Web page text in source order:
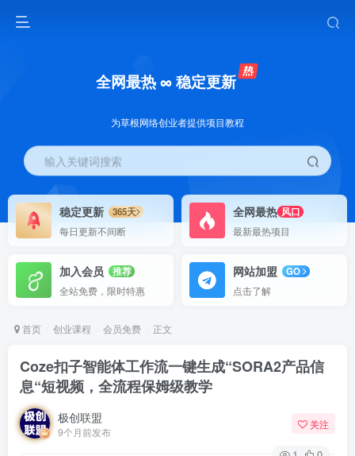
全网最热 ∞ 稳定更新
为草根网络创业者提供项目教程
输入关键词搜索
稳定更新
365天
每日更新不间断
全网最热 风口
最新最热项目
加入会员
推荐
全站免费，限时特惠
网站加盟
GO
点击了解
首页 创业课程 会员免费 正文
Coze扣子智能体工作流一键生成“SORA2产品信
息“短视频，全流程保姆级教学
极创联盟
9个月前发布
关注